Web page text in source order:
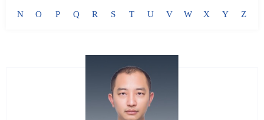
N
O P Q R S T U V W X Y Z